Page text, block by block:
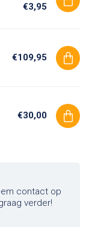
€3,95
€109,95
€30,00
contact op
verder!